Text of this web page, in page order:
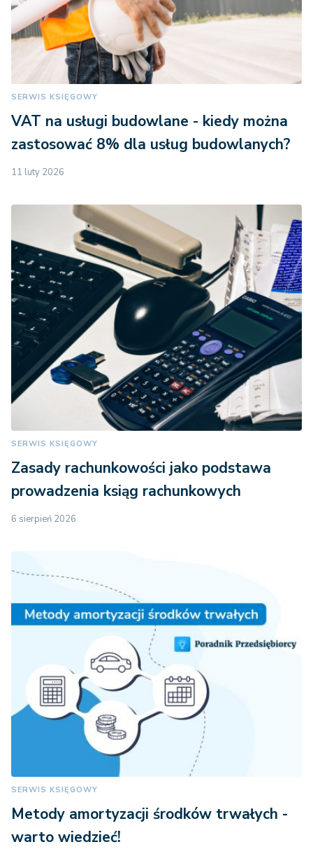
SERWIS KSIĘGOWY
VAT na usługi budowlane - kiedy można
zastosować 8% dla usług budowlanych?
11 luty 2026
SERWIS KSIĘGOWY
Zasady rachunkowości jako podstawa
prowadzenia ksiąg rachunkowych
6 sierpień 2026
SERWIS KSIĘGOWY
Metody amortyzacji środków trwałych -
warto wiedzieć!